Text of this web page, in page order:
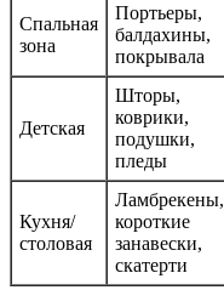
Спальная
зона
Портьеры,
балдахины,
покрывала
Детская
Шторы,
коврики,
подушки,
пледы
Кухня/
столовая
Ламбрекены,
короткие
занавески,
скатерти